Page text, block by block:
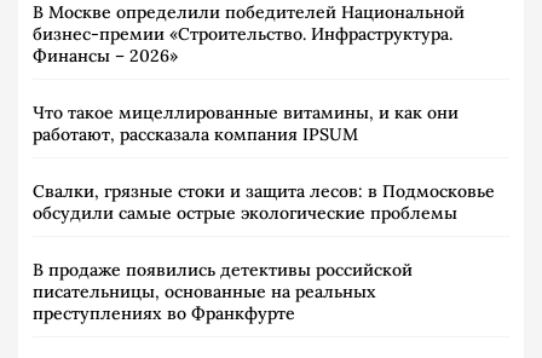
В Москве определили победителей Национальной
бизнес-премии «Строительство. Инфраструктура.
Финансы – 2026»
Что такое мицеллированные витамины, и как они
работают, рассказала компания IPSUM
Свалки, грязные стоки и защита лесов: в Подмосковье
обсудили самые острые экологические проблемы
В продаже появились детективы российской
писательницы, основанные на реальных
преступлениях во Франкфурте